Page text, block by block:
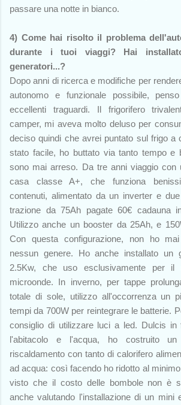
passare una notte in bianco.
4) Come hai risolto il problema
durante i tuoi viaggi? Hai
generatori...?
Dopo anni di ricerca e modifiche per
autonomo e funzionale possibile,
eccellenti traguardi. Il frigorifero
camper, mi aveva molto deluso per
deciso quindi che avrei puntato sul frigo a
stato facile, ho buttato via tanto tempo e
sono mai arreso. Da tre anni viaggio con
casa classe A+, che funziona
contenuti, alimentato da un inverter e
trazione da 75Ah pagate 60€ cadauna
Utilizzo anche un booster da 25Ah, e
Con questa configurazione, non ho
nessun genere. Ho anche installato un
2.5Kw, che uso esclusivamente per il
microonde. In inverno, per tappe
totale di sole, utilizzo all'occorrenza un
tempi da 700W per reintegrare le batterie.
consiglio di utilizzare luci a led. Dulcis in
l'abitacolo e l'acqua, ho costruito
riscaldamento con tanto di calorifero
ad acqua: così facendo ho ridotto al
visto che il costo delle bombole non è
anche valutando l'installazione di un mini